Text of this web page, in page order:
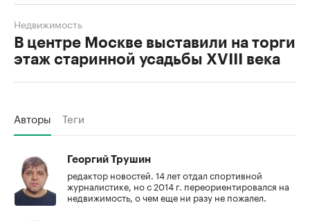
В центре Москве выставили на торги
этаж старинной усадьбы XVIII века
Недвижимость
Авторы Теги
Георгий Трушин
редактор новостей. 14 лет отдал спортивной
журналистике, но с 2014 г. переориентировался на
недвижимость, о чем еще ни разу не пожалел.